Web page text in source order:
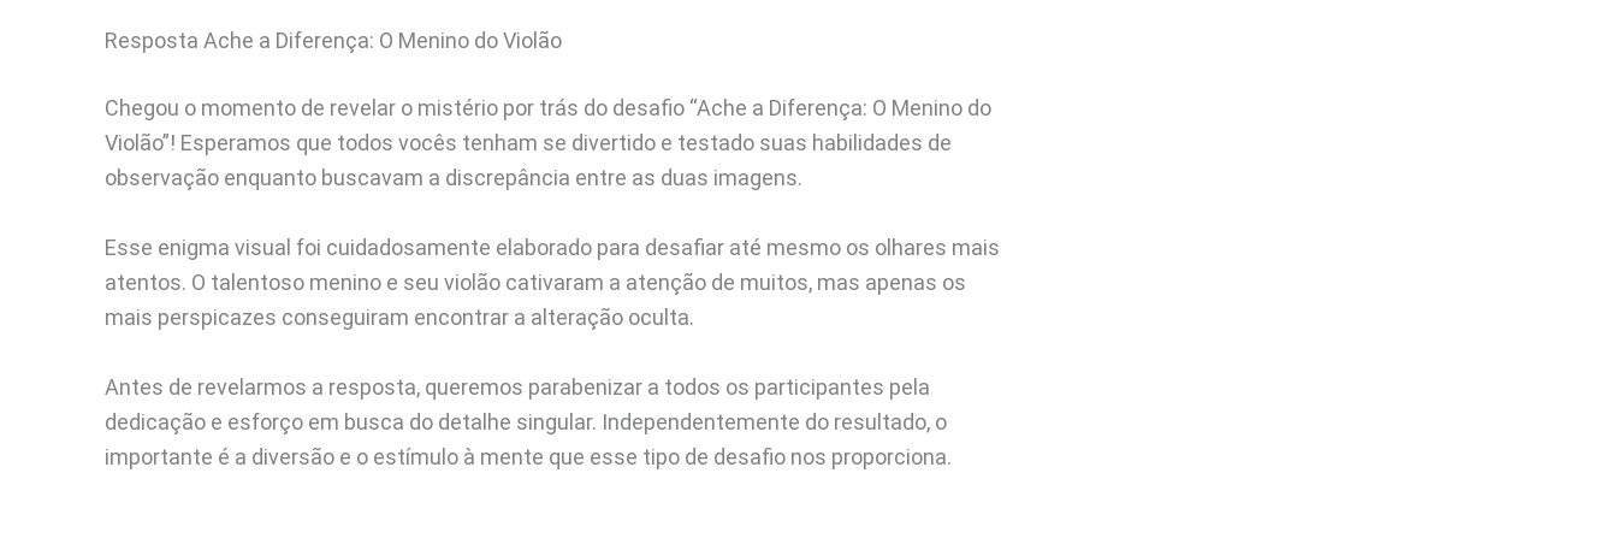
Resposta Ache a Diferença: O Menino do Violão
Chegou o momento de revelar o mistério por trás do desafio “Ache a Diferença: O Menino do
Violão”! Esperamos que todos vocês tenham se divertido e testado suas habilidades de
observação enquanto buscavam a discrepância entre as duas imagens.
Esse enigma visual foi cuidadosamente elaborado para desafiar até mesmo os olhares mais
atentos. O talentoso menino e seu violão cativaram a atenção de muitos, mas apenas os
mais perspicazes conseguiram encontrar a alteração oculta.
Antes de revelarmos a resposta, queremos parabenizar a todos os participantes pela
dedicação e esforço em busca do detalhe singular. Independentemente do resultado, o
importante é a diversão e o estímulo à mente que esse tipo de desafio nos proporciona.